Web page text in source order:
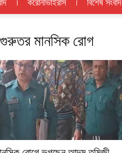
মানসিক রোগ